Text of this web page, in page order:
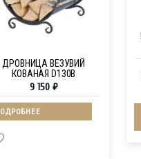
ДРОВНИЦА ВЕЗУВИЙ
КОВАНАЯ D130B
9 150 ₽